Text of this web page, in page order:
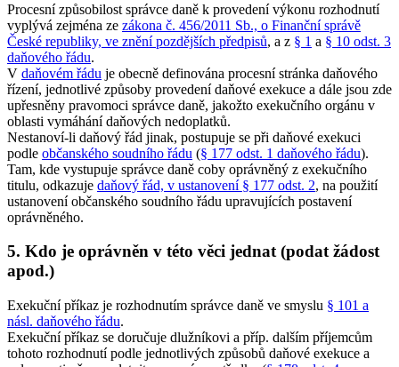
Procesní způsobilost správce daně k provedení výkonu rozhodnutí
vyplývá zejména ze zákona č. 456/2011 Sb., o Finanční správě
České republiky, ve znění pozdějších předpisů, a z § 1 a § 10 odst. 3
daňového řádu.
V daňovém řádu je obecně definována procesní stránka daňového
řízení, jednotlivé způsoby provedení daňové exekuce a dále jsou zde
upřesněny pravomoci správce daně, jakožto exekučního orgánu v
oblasti vymáhání daňových nedoplatků.
Nestanoví-li daňový řád jinak, postupuje se při daňové exekuci
podle občanského soudního řádu (§ 177 odst. 1 daňového řádu).
Tam, kde vystupuje správce daně coby oprávněný z exekučního
titulu, odkazuje daňový řád, v ustanovení § 177 odst. 2, na použití
ustanovení občanského soudního řádu upravujících postavení
oprávněného.
5. Kdo je oprávněn v této věci jednat (podat žádost
apod.)
Exekuční příkaz je rozhodnutím správce daně ve smyslu § 101 a
násl. daňového řádu.
Exekuční příkaz se doručuje dlužníkovi a příp. dalším příjemcům
tohoto rozhodnutí podle jednotlivých způsobů daňové exekuce a